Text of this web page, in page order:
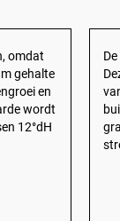
omdat
gehalte
en
wordt
12°dH
De